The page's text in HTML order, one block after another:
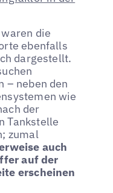
die
ebenfalls
dargestellt.
– neben den
wie
der
Tankstelle
zumal
auch
auf der
erscheinen